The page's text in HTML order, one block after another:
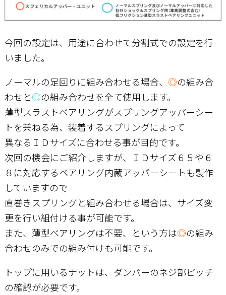
今回の設定は、用途に合わせて分割式での設定を行
いました。
ノーマルの足回りに組み合わせる場合、 ◎の組み合
わせと◎の組み合わせを全て使用します。
薄型スラストベアリングがスプリングアッパーシー
トを兼ねる為、装着するスプリングによって
異なるＩＤサイズに合わせる事が目的です。
次回の機会にご紹介しますが、ＩＤサイズ６５や６
８に対応するベアリング内蔵アッパーシートも製作
していますので
直巻きスプリングと組み合わせる場合は、サイズ変
更を行い組付ける事が可能です。
また、薄型ベアリングは不要、という方は◎の組み
合わせのみでの組み付けも可能です。
トップに用いるナットは、ダンパーのネジ部ピッチ
の確認が必要です。